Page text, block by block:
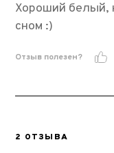
Хороший белый,
сном :)
Отзыв полезен?
2 ОТЗЫВА